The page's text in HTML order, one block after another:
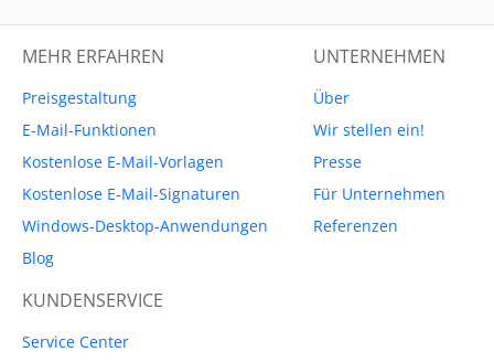
MEHR ERFAHREN
Preisgestaltung
E-Mail-Funktionen
Kostenlose E-Mail-Vorlagen
Kostenlose E-Mail-Signaturen
Windows-Desktop-Anwendungen
Blog
UNTERNEHMEN
Über
Wir stellen ein!
Presse
Für Unternehmen
Referenzen
KUNDENSERVICE
Service Center